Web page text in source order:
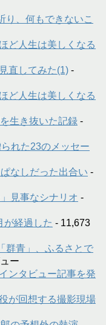
、何もできないこ
ど人生は美しくなる
直してみた(1) -
ど人生は美しくなる
生き抜いた記録 -
れた23のメッセー
なしだった出合い -
見事なシナリオ -
が経過した - 11,673
群青」、ふるさとで
ー
ンタビュー記事を発
が回想する撮影現場